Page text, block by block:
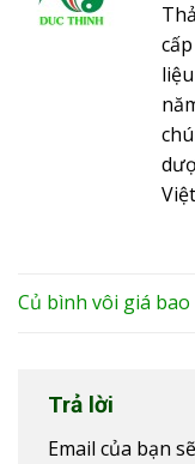
Củ bình vôi giá bao
Trả lời
Email của bạn